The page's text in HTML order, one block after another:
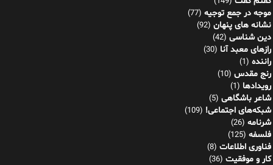
موجه در جمع توجیه (77)
نشانه های پنهان (92)
دین شناسی (42)
رازهای معبد آنا (30)
راننده (1)
رنج مقدس (10)
رویدادها (1)
شاعر باشگاهی (5)
شبکه‌های اجتماعی! (109)
شرنامه (26)
فلسفه (125)
فناوری اطلاعات (8)
کار و موفقیت (36)